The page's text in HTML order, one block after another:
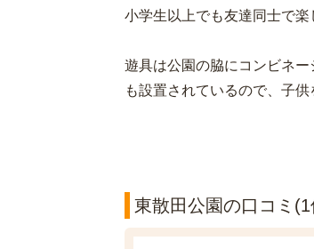
小学生以上でも友達同士で楽
遊具は公園の脇にコンビネ
も設置されているので、子供
東散田公園の口コミ(1